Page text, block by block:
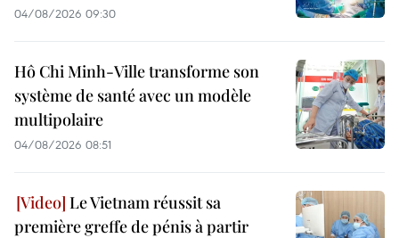
04/08/2026 09:30
Hô Chi Minh-Ville transforme son
système de santé avec un modèle
multipolaire
04/08/2026 08:51
Le Vietnam réussit sa
première greffe de pénis à partir